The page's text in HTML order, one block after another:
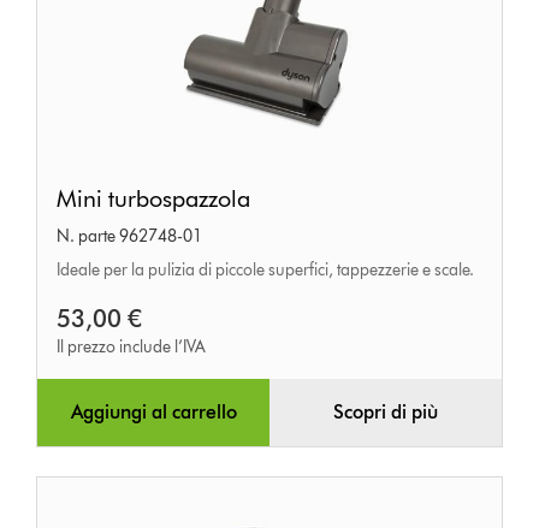
turbospazzola
Mini turbospazzola
N. parte 962748-01
Ideale per la pulizia di piccole superfici, tappezzerie e scale.
53,00 €
Il prezzo include l’IVA
Aggiungi al carrello Scopri di più